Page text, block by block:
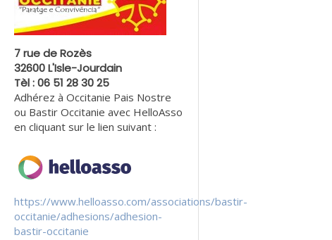
7 rue de Rozès
32600 L'Isle-Jourdain
Tèl : 06 51 28 30 25
Adhérez à Occitanie Pais Nostre
ou Bastir Occitanie avec HelloAsso
en cliquant sur le lien suivant :
https://www.helloasso.com/associations/bastir-
occitanie/adhesions/adhesion-
bastir-occitanie